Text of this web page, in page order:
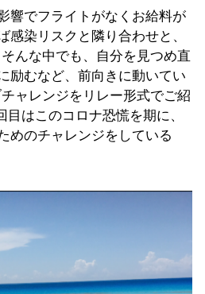
響でフライトがなくお給料が
感染リスクと隣り合わせと、
んな中でも、自分を見つめ直
励むなど、前向きに動いてい
ャレンジをリレー形式でご紹
はこのコロナ恐慌を期に、
めのチャレンジをしている